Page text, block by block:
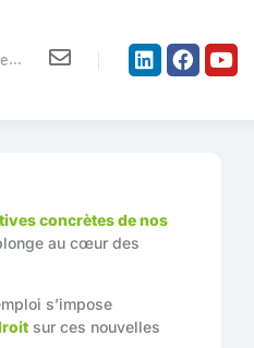
concrètes de nos
au cœur des
s’impose
sur ces nouvelles